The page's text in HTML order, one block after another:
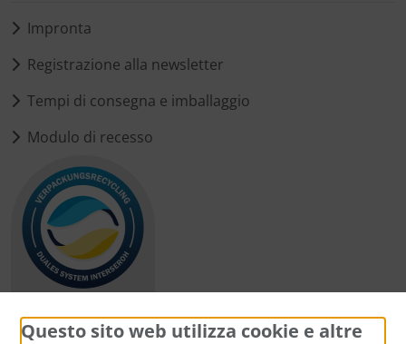
Impronta
Registrazione alla newsletter
Tempi di consegna e imballaggio
Modulo di recesso
Questo sito web utilizza cookie e altre